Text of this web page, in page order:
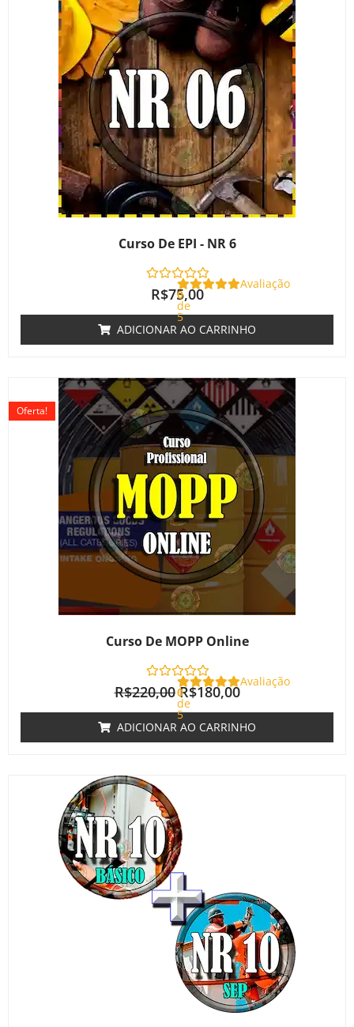
Curso De EPI - NR 6
Avaliação
0
de
5
R$75,00
ADICIONAR AO CARRINHO
Curso De MOPP Online
Avaliação
0
de
5
Oferta!
R$220,00
O
preço
original
era:
R$220,00.
R$180,00
O
preço
atual
é:
R$180,00.
ADICIONAR AO CARRINHO